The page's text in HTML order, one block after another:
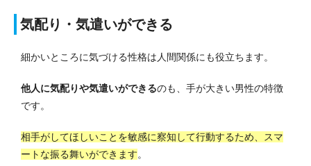
気配り・気遣いができる
細かいところに気づける性格は人間関係にも役立ちます。
他人に気配りや気遣いができるのも、手が大きい男性の特徴
です。
相手がしてほしいことを敏感に察知して行動するため、スマ
ートな振る舞いができます。